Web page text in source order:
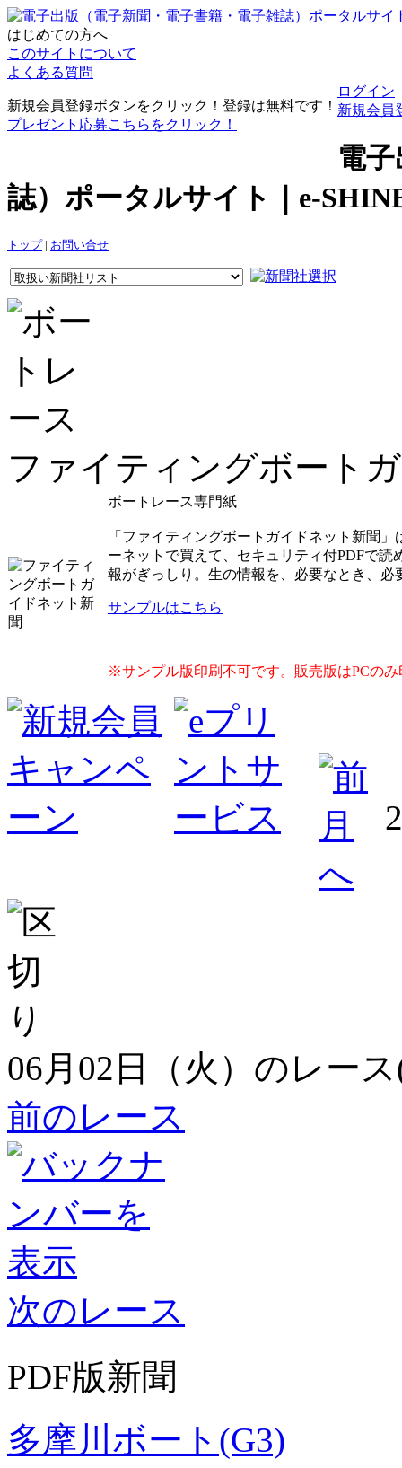
はじめての方へ
このサイトについて
よくある質問
新規会員登録ボタンをクリック！登録は無料です！
プレゼント応募こちらをクリック！
ログイン
新規会員
電
誌）ポータルサイト｜e-
トップ| お問い合せ
ファイティングボート
ボートレース専門紙
「ファイティングボートガイドネット新聞
ーネットで買えて、セキュリティ付PDFで
報がぎっしり。生の情報を、必要なとき、
サンプルはこちら
※サンプル版印刷不可です。販売版はPCの
06月02日（火）のレー
前のレース
次のレース
PDF版新聞
多摩川ボート(G3)